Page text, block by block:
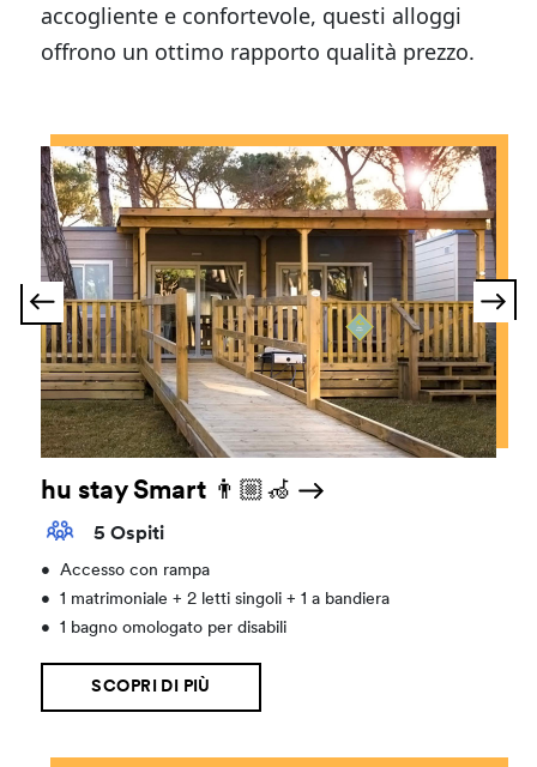
accogliente e confortevole, questi alloggi
offrono un ottimo rapporto qualità prezzo.
hu stay Smart 👨🏼‍🦽
5 Ospiti
•
Accesso con rampa
•
1 matrimoniale + 2 letti singoli + 1 a bandiera
•
1 bagno omologato per disabili
SCOPRI DI PIÙ